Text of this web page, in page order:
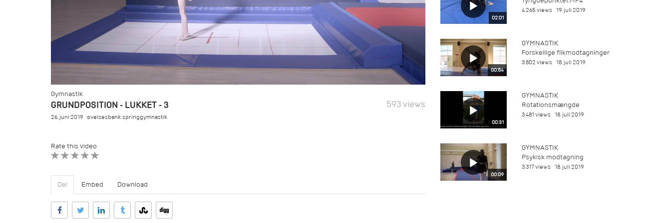
Gymnastik
GRUNDPOSITION - LUKKET - 3 593 views
26. juni 2019 øvelsesbank:springgymnastik
Rate this video
Del Embed Download
02:01
4.265 views 19. juli 2019
00:54
GYMNASTIK
Forskellige flikmodtagninger
3.802 views 18. juli 2019
00:31
GYMNASTIK
Rotationsmængde
3.481 views 18. juli 2019
00:09
GYMNASTIK
Psykisk modtagning
3.317 views 18. juli 2019